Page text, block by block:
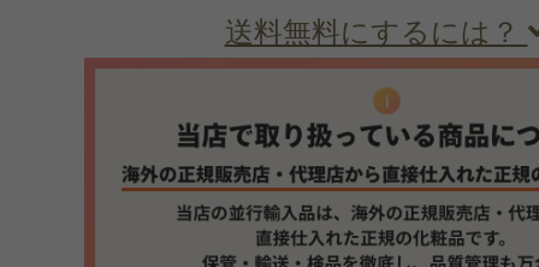
送料無料にするには？